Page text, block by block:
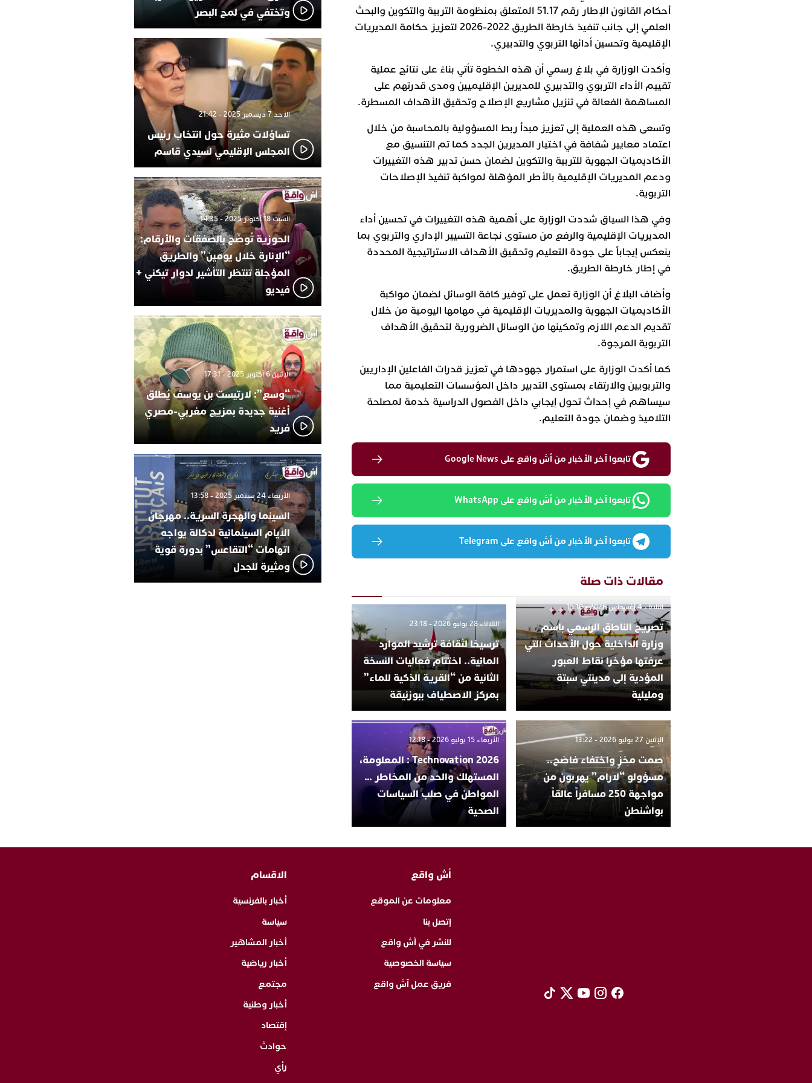
أحكام القانون الإطار رقم 51.17 المتعلق بمنظومة التربية والتكوين والبحث
العلمي إلى جانب تنفيذ خارطة الطريق 2022-2026 لتعزيز حكامة المديريات
الإقليمية وتحسين أدائها التربوي والتدبيري.
وأكدت الوزارة في بلاغ رسمي أن هذه الخطوة تأتي بناءً على نتائج عملية
تقييم الأداء التربوي والتدبيري للمديرين الإقليميين ومدى قدرتهم على
المساهمة الفعالة في تنزيل مشاريع الإصلاح وتحقيق الأهداف المسطرة.
وتسعى هذه العملية إلى تعزيز مبدأ ربط المسؤولية بالمحاسبة من خلال
اعتماد معايير شفافة في اختيار المديرين الجدد كما تم التنسيق مع
الأكاديميات الجهوية للتربية والتكوين لضمان حسن تدبير هذه التغييرات
ودعم المديريات الإقليمية بالأطر المؤهلة لمواكبة تنفيذ الإصلاحات
التربوية.
وفي هذا السياق شددت الوزارة على أهمية هذه التغييرات في تحسين أداء
المديريات الإقليمية والرفع من مستوى نجاعة التسيير الإداري والتربوي بما
ينعكس إيجاباً على جودة التعليم وتحقيق الأهداف الاستراتيجية المحددة
في إطار خارطة الطريق.
وأضاف البلاغ أن الوزارة تعمل على توفير كافة الوسائل لضمان مواكبة
الأكاديميات الجهوية والمديريات الإقليمية في مهامها اليومية من خلال
تقديم الدعم اللازم وتمكينها من الوسائل الضرورية لتحقيق الأهداف
التربوية المرجوة.
كما أكدت الوزارة على استمرار جهودها في تعزيز قدرات الفاعلين الإداريين
والتربويين والارتقاء بمستوى التدبير داخل المؤسسات التعليمية مما
سيساهم في إحداث تحول إيجابي داخل الفصول الدراسية خدمة لمصلحة
التلاميذ وضمان جودة التعليم.
تابعوا آخر الأخبار من أش واقع على Google News
تابعوا آخر الأخبار من أش واقع على WhatsApp
تابعوا آخر الأخبار من أش واقع على Telegram
مقالات ذات صلة
الثلاثاء 4 أغسطس 2026 - 15:10
تصريح الناطق الرسمي باسم
وزارة الداخلية حول الأحداث التي
عرفتها مؤخرا نقاط العبور
المؤدية إلى مدينتي سبتة
ومليلية
الثلاثاء 28 يوليو 2026 - 23:18
ترسيخا لثقافة ترشيد الموارد
المائية.. اختتام فعاليات النسخة
الثانية من “القرية الذكية للماء”
بمركز الاصطياف ببوزنيقة
الإثنين 27 يوليو 2026 - 13:22
صمت مخزٍ واختفاء فاضح..
مسؤولو “لارام” يهربون من
مواجهة 250 مسافراً عالقاً
بواشنطن
الأربعاء 15 يوليو 2026 - 12:18
Technovation 2026 : المعلومة،
المستهلك والحد من المخاطر …
المواطن في صلب السياسات
الصحية
وتختفي في لمح البصر
الأحد 7 ديسمبر 2025 - 21:42
تساؤلات مثيرة حول انتخاب رئيس
المجلس الإقليمي لسيدي قاسم
السبت 18 أكتوبر 2025 - 14:35
الحوزية تُوضّح بالصفقات والأرقام:
“الإنارة خلال يومين” والطريق
المؤجلة تنتظر التأشير لدوار تيكني +
فيديو
الإثنين 6 أكتوبر 2025 - 17:31
“وسع”: لارتيست بن يوسف يُطلق
أغنية جديدة بمزيج مغربي-مصري
فريد
الأربعاء 24 سبتمبر 2025 - 13:58
السينما والهجرة السرية.. مهرجان
الأيام السينمائية لدكالة يواجه
اتهامات “التقاعس” بدورة قوية
ومثيرة للجدل
أش واقع
معلومات عن الموقع
إتصل بنا
للنشر في أش واقع
سياسة الخصوصية
فريق عمل آش واقع
الاقسام
أخبار بالفرنسية
سياسة
أخبار المشاهير
أخبار رياضية
مجتمع
أخبار وطنية
إقتصاد
حوادث
رأي